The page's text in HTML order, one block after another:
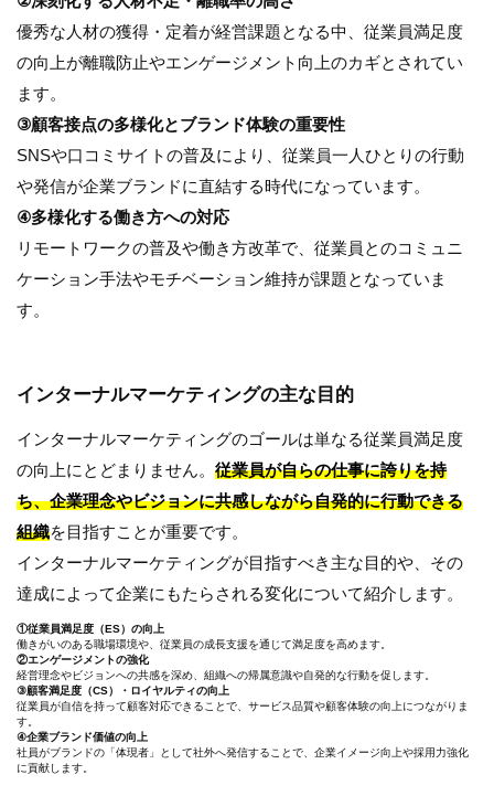
優秀な人材の獲得・定着が経営課題となる中、従業員満足度
の向上が離職防止やエンゲージメント向上のカギとされてい
ます。
③顧客接点の多様化とブランド体験の重要性
SNSや口コミサイトの普及により、従業員一人ひとりの行動
や発信が企業ブランドに直結する時代になっています。
④多様化する働き方への対応
リモートワークの普及や働き方改革で、従業員とのコミュニ
ケーション手法やモチベーション維持が課題となっていま
す。
インターナルマーケティングの主な目的
インターナルマーケティングのゴールは単なる従業員満足度
の向上にとどまりません。 従業員が自らの仕事に誇りを持
ち、企業理念やビジョンに共感しながら自発的に行動できる
組織を目指すことが重要です。
インターナルマーケティングが目指すべき主な目的や、その
達成によって企業にもたらされる変化について紹介します。
①従業員満足度（ES）の向上
働きがいのある職場環境や、従業員の成長支援を通じて満足度を高めます。
②エンゲージメントの強化
経営理念やビジョンへの共感を深め、組織への帰属意識や自発的な行動を促します。
③顧客満足度（CS）・ロイヤルティの向上
従業員が自信を持って顧客対応できることで、サービス品質や顧客体験の向上につながりま
す。
④企業ブランド価値の向上
社員がブランドの「体現者」として社外へ発信することで、企業イメージ向上や採用力強化
に貢献します。